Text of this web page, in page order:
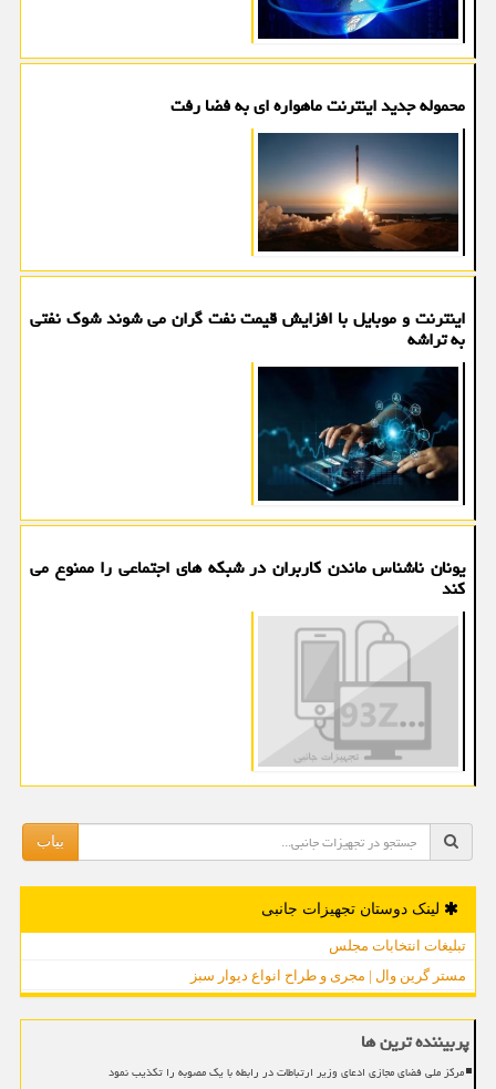
محموله جدید اینترنت ماهواره ای به فضا رفت
اینترنت و موبایل با افزایش قیمت نفت گران می شوند شوک نفتی
به تراشه
یونان ناشناس ماندن کاربران در شبکه های اجتماعی را ممنوع می
کند
بیاب
لینک دوستان تجهیزات جانبی
تبلیغات انتخابات مجلس
مستر گرین وال | مجری و طراح انواع دیوار سبز
پربیننده ترین ها
مرکز ملی فضای مجازی ادعای وزیر ارتباطات در رابطه با یک مصوبه را تکذیب نمود